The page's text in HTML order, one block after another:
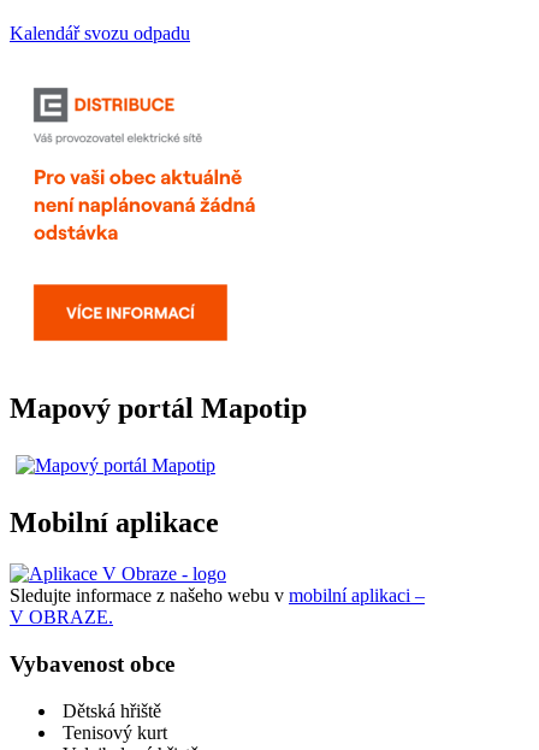
Kalendář svozu odpadu
Mapový portál Mapotip
Mobilní aplikace
Sledujte informace z našeho webu v mobilní aplikaci –
V OBRAZE.
Vybavenost obce
Dětská hřiště
Tenisový kurt